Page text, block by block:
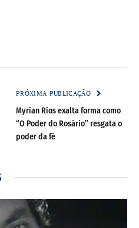
PRÓXIMA PUBLICAÇÃO
Myrian Rios exalta forma como
“O Poder do Rosário” resgata o
poder da fé